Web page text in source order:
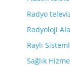
Radyo
Radyoloji
Raylı
Sağlık